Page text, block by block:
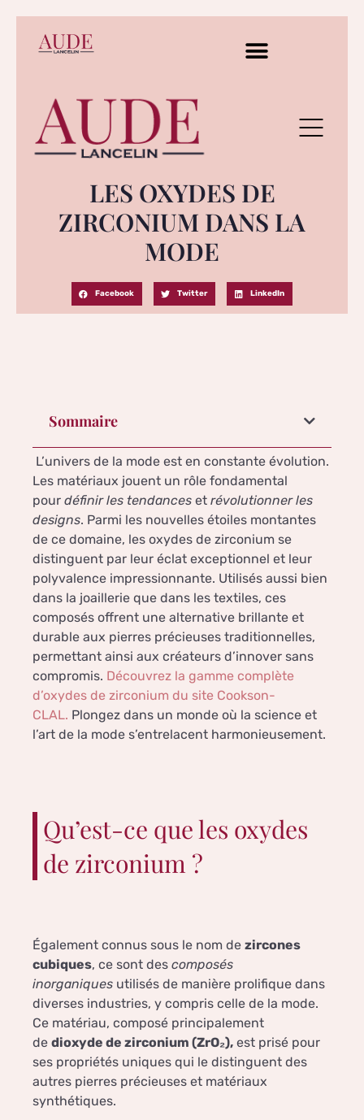
LES OXYDES DE
ZIRCONIUM DANS LA
MODE
Facebook Twitter LinkedIn
Sommaire
L’univers de la mode est en constante évolution.
Les matériaux jouent un rôle fondamental
pour définir les tendances et révolutionner les
designs. Parmi les nouvelles étoiles montantes
de ce domaine, les oxydes de zirconium se
distinguent par leur éclat exceptionnel et leur
polyvalence impressionnante. Utilisés aussi bien
dans la joaillerie que dans les textiles, ces
composés offrent une alternative brillante et
durable aux pierres précieuses traditionnelles,
permettant ainsi aux créateurs d’innover sans
compromis. Découvrez la gamme complète
d’oxydes de zirconium du site Cookson-
CLAL. Plongez dans un monde où la science et
l’art de la mode s’entrelacent harmonieusement.
Qu’est-ce que les oxydes
de zirconium ?
Également connus sous le nom de zircones
cubiques, ce sont des composés
inorganiques utilisés de manière prolifique dans
diverses industries, y compris celle de la mode.
Ce matériau, composé principalement
de dioxyde de zirconium (ZrO₂), est prisé pour
ses propriétés uniques qui le distinguent des
autres pierres précieuses et matériaux
synthétiques.